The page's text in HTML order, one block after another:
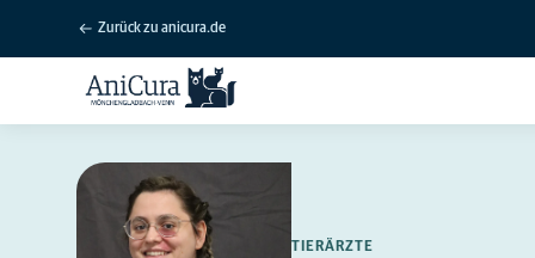
Zurück zu anicura.de
TIERÄRZTE